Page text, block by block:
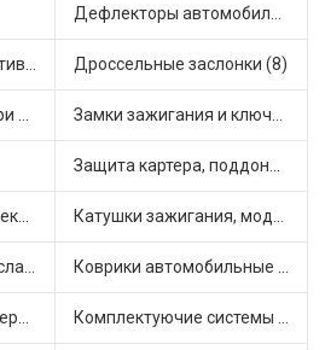
Дефлекторы автомобильные (1)
Дополнительные, противотуманные фары (2) Дроссельные заслонки (8)
Задние фонари, фонари видимости (3) Замки зажигания и ключи (14)
Защита картера, поддона, КПП (2)
Карбюраторы и комплектующие (25) Катушки зажигания, модули зажигания (15)
Клапаны, оси, коромысла (12) Коврики автомобильные (5)
Коленчатый вал, шестерни коленчатого вала (1) Комплектуючие системы стеклоочистителя (6)